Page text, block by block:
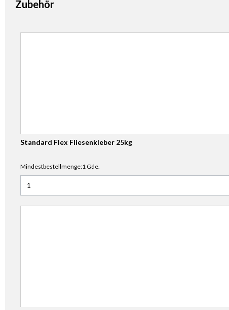
Zubehör
Standard Flex Fliesenkleber 25kg
Mindestbestellmenge:1 Gde.
Anzahl für Standard Flex Fliesenkleber 25kg